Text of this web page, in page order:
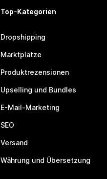
Top-Kategorien
Dropshipping
Marktplätze
Produktrezensionen
Upselling und Bundles
E-Mail-Marketing
SEO
Versand
Währung und Übersetzung